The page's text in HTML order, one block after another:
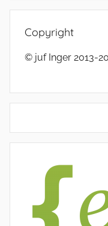
Copyright
© juf Inger 2013-